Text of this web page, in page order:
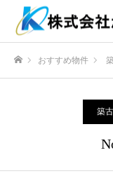
おすすめ物件
築